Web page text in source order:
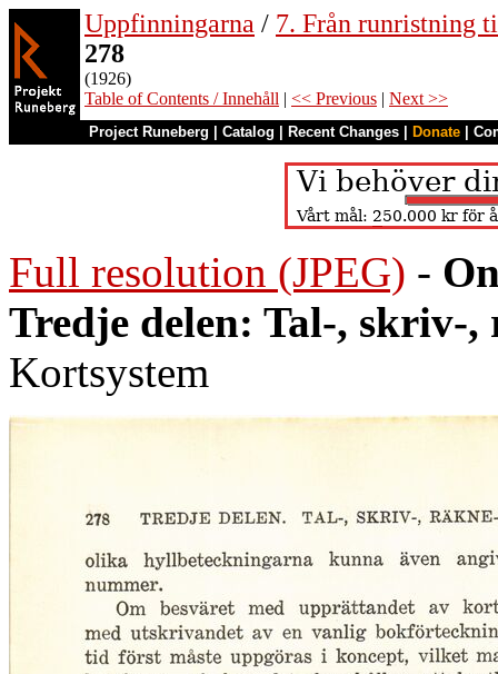
Uppfinningarna / 7. Från runristning
278
(1926)
Table of Contents / Innehåll | << Previous | Next >>
Project Runeberg Catalog Recent Changes Donate
Full resolution (JPEG) -
Tredje delen: Tal-, skriv-
Kortsystem